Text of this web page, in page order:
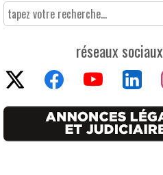
réseaux sociaux